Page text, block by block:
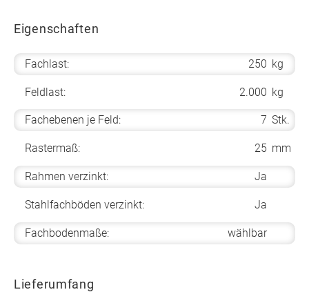
Eigenschaften
Fachlast: 250 kg
Feldlast: 2.000 kg
Fachebenen je Feld: 7 Stk.
Rastermaß: 25 mm
Rahmen verzinkt: Ja
Stahlfachböden verzinkt: Ja
Fachbodenmaße: wählbar
Lieferumfang